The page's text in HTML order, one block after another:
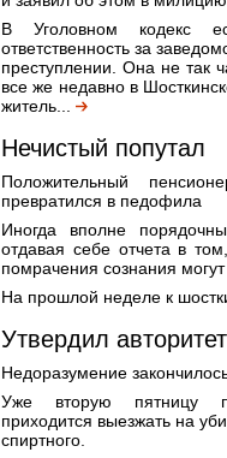
В Уголовном кодекс
ответственность за
преступлении. Она не так
все же недавно в
житель...
Нечистый попутал
Положительный
превратился в педофила
Иногда вполне
отдавая себе отчета в
помрачения сознания
На прошлой неделе к
Утвердил авторитет
Недоразумение
Уже вторую пятницу
приходится выезжать на
спиртного.